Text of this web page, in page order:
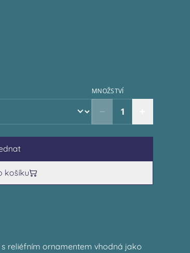
MNOŽSTVÍ
košíku
reliéfním ornamentem vhodná jako